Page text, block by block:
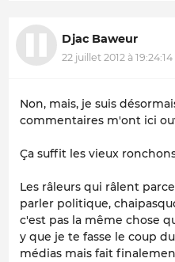
Djac Baweur
22 juillet 2012 à 19:24:14
Non, mais, je suis
commentaires m'ont ici
Ça suffit les vieux
Les râleurs qui râlent
parler politique,
c'est pas la même chose
y que je te fasse le coup
médias mais fait